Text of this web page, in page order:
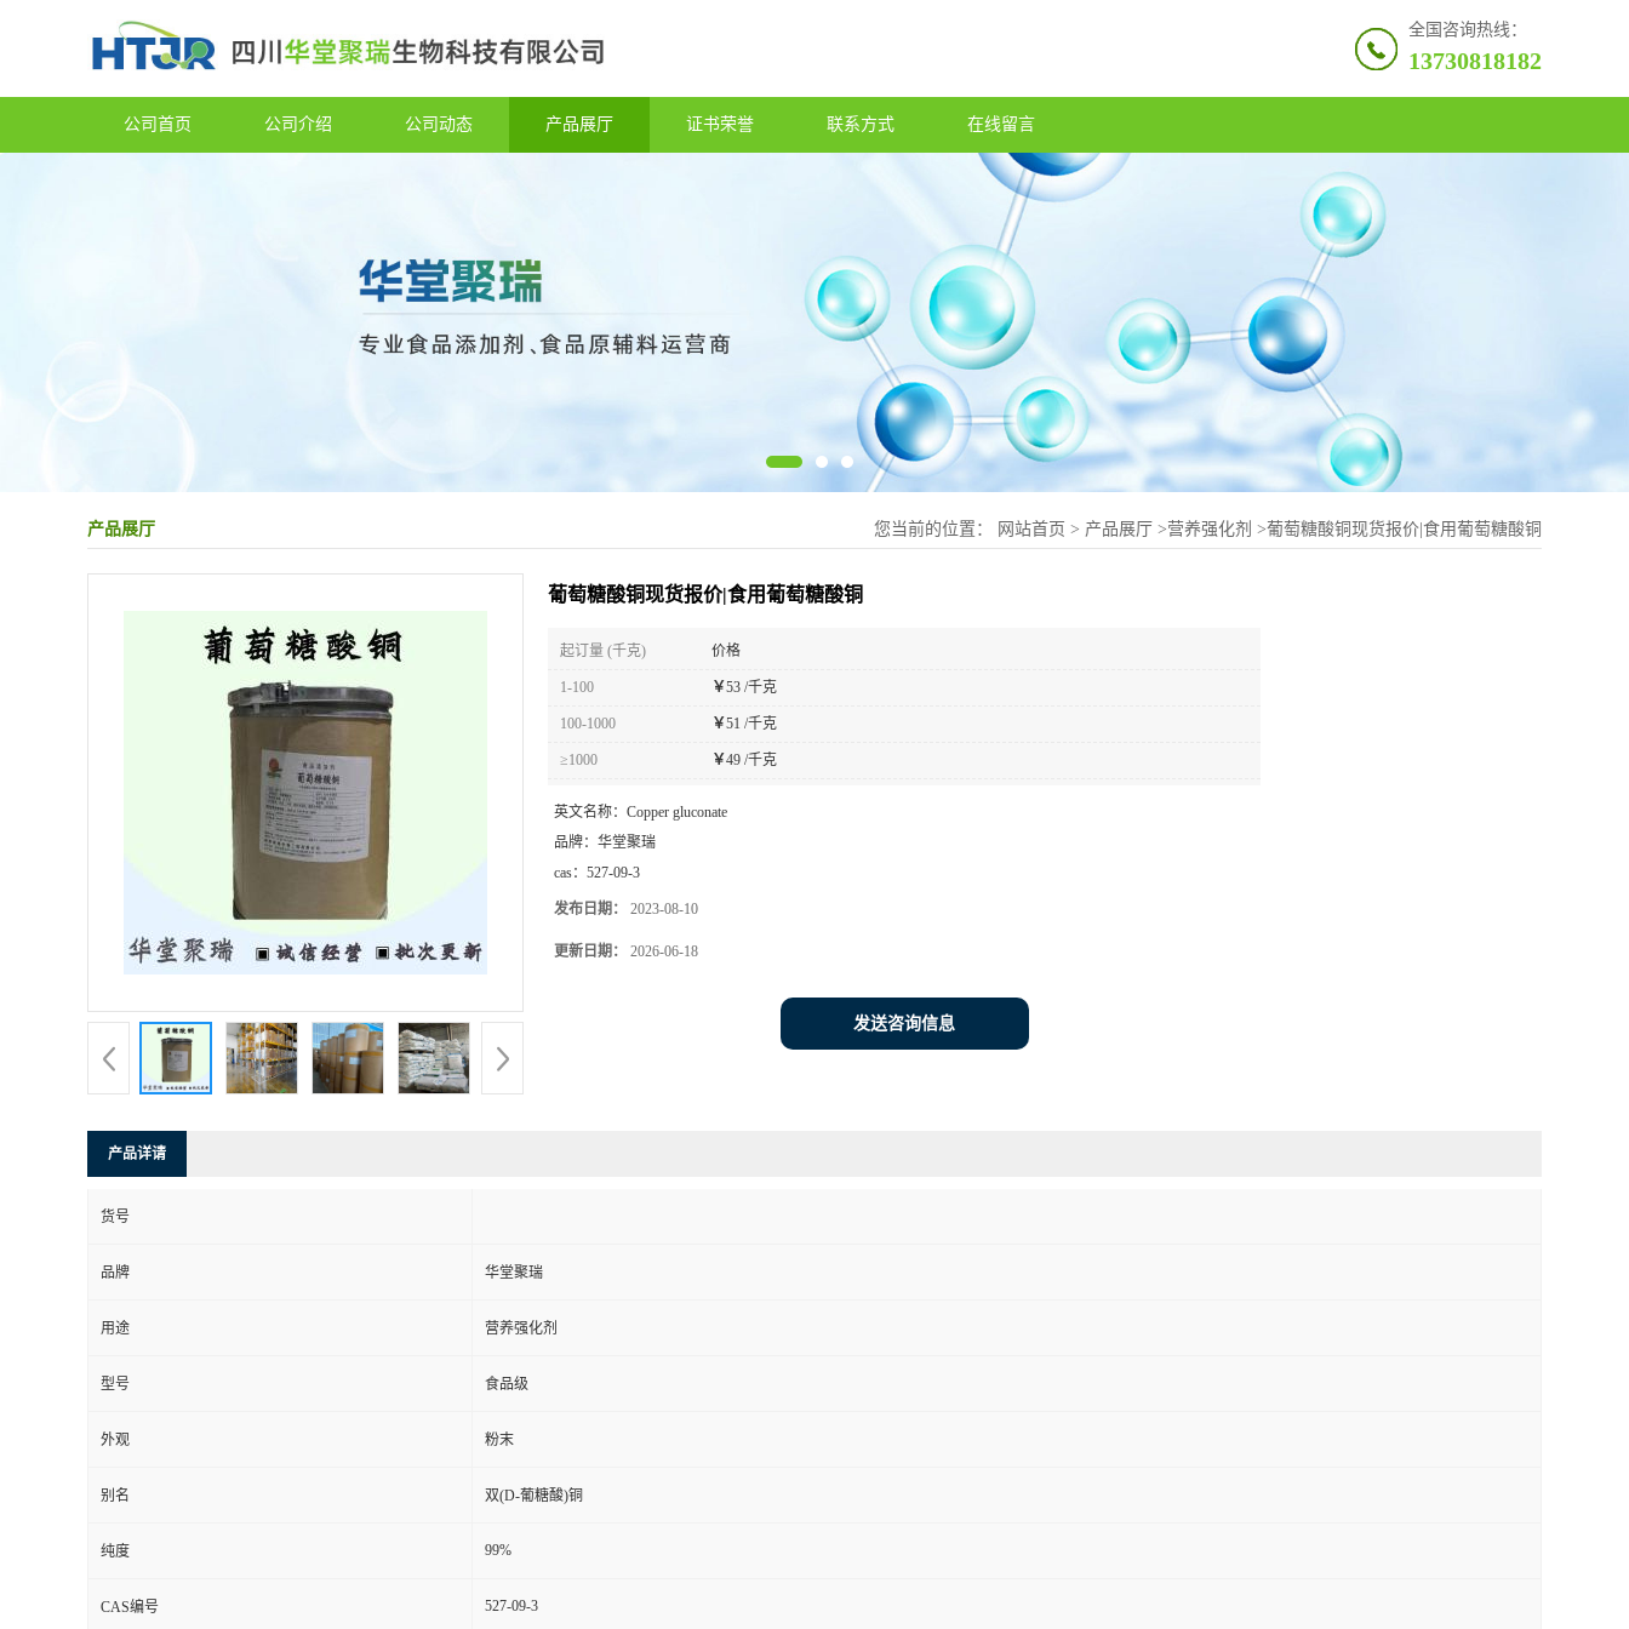
全国咨询热线：
13730818182
公司首页 公司介绍 公司动态 产品展厅 证书荣誉 联系方式 在线留言
产品展厅 您当前的位置： 网站首页 > 产品展厅 >营养强化剂 >葡萄糖酸铜现货报价|食用葡萄糖酸铜
葡萄糖酸铜现货报价|食用葡萄糖酸铜
起订量 (千克) 价格
1-100 ￥53 /千克
100-1000 ￥51 /千克
≥1000 ￥49 /千克
英文名称： Copper gluconate
品牌： 华堂聚瑞
cas： 527-09-3
发布日期： 2023-08-10
更新日期： 2026-06-18
发送咨询信息
产品详请
货号
品牌 华堂聚瑞
用途 营养强化剂
型号 食品级
外观 粉末
别名 双(D-葡糖酸)铜
纯度 99%
CAS编号 527-09-3